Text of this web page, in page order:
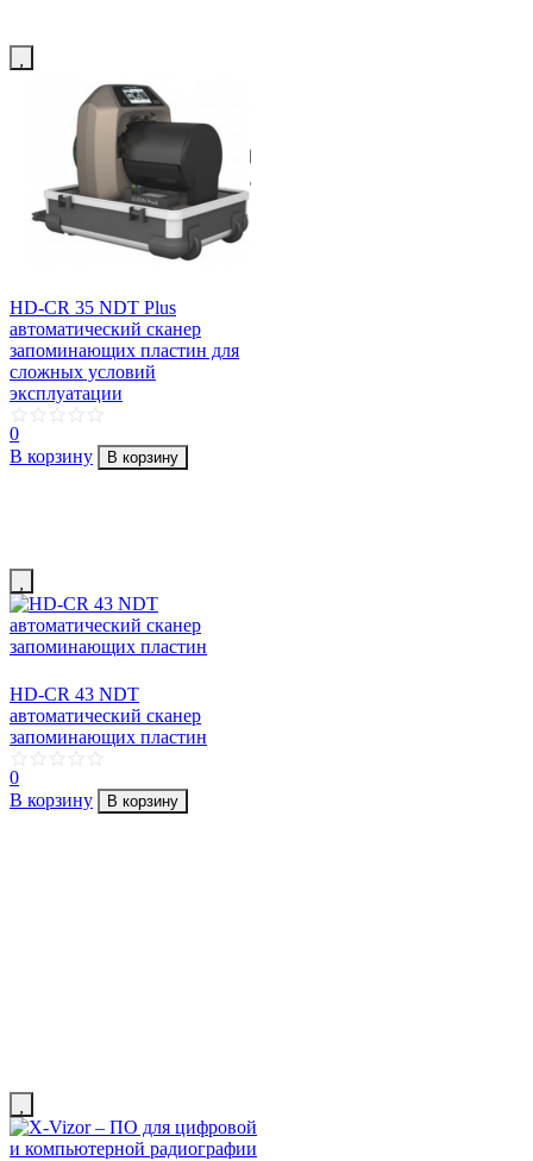
HD-CR 35 NDT Plus
автоматический сканер
запоминающих пластин для
сложных условий
эксплуатации
0
В корзину
В корзину
HD-CR 43 NDT
автоматический сканер
запоминающих пластин
0
В корзину
В корзину